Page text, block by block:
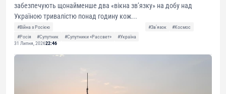
забезпечують щонайменше два «вікна зв’язку» на добу над
Україною тривалістю понад годину кож...
#Війна з Росією #Звʼязок
#Космос
#Росія
#Супутник #Супутники «Рассвет»
#Україна
31 Липня, 202622:46